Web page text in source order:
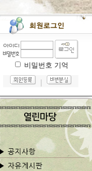
비밀번호 기억